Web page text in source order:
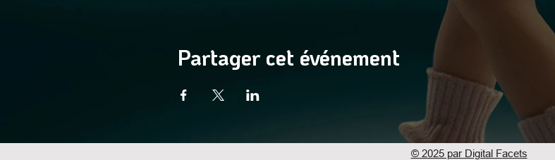
Partager cet événement
© 2025 par Digital Facets